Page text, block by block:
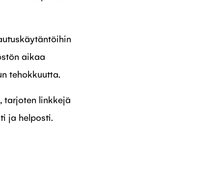
aikaa
tehokkuutta.
tarjoten linkkejä
ja helposti.